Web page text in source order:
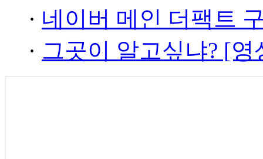
· 네이버 메인 더팩트
· 그곳이 알고싶냐? [